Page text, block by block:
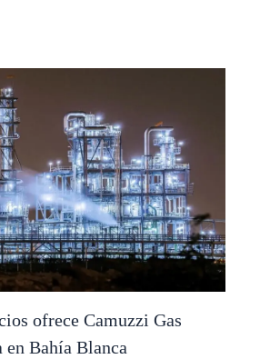
ofrece Camuzzi Gas
en Bahía Blanca